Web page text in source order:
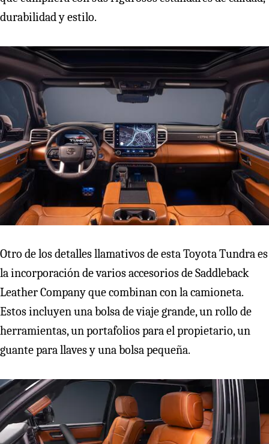
durabilidad y estilo.
Otro de los detalles llamativos de esta Toyota Tundra es
la incorporación de varios accesorios de Saddleback
Leather Company que combinan con la camioneta.
Estos incluyen una bolsa de viaje grande, un rollo de
herramientas, un portafolios para el propietario, un
guante para llaves y una bolsa pequeña.